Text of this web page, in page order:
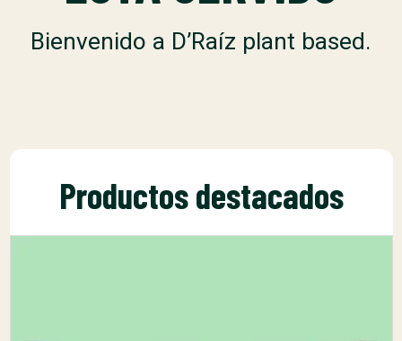
Bienvenido a D’Raíz plant based.
Productos destacados